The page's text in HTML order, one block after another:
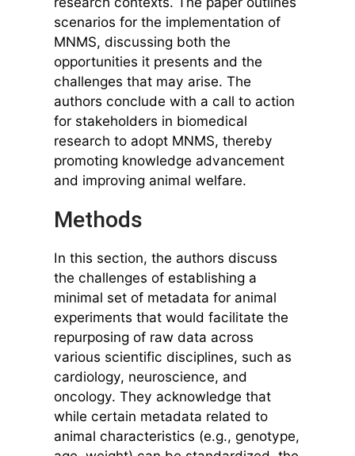
scenarios for the implementation of
MNMS, discussing both the
opportunities it presents and the
challenges that may arise. The
authors conclude with a call to action
for stakeholders in biomedical
research to adopt MNMS, thereby
promoting knowledge advancement
and improving animal welfare.
Methods
In this section, the authors discuss
the challenges of establishing a
minimal set of metadata for animal
experiments that would facilitate the
repurposing of raw data across
various scientific disciplines, such as
cardiology, neuroscience, and
oncology. They acknowledge that
while certain metadata related to
animal characteristics (e.g., genotype,